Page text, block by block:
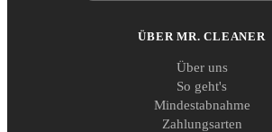
ÜBER MR. CLEANER
Über uns
So geht's
Mindestabnahme
Zahlungsarten